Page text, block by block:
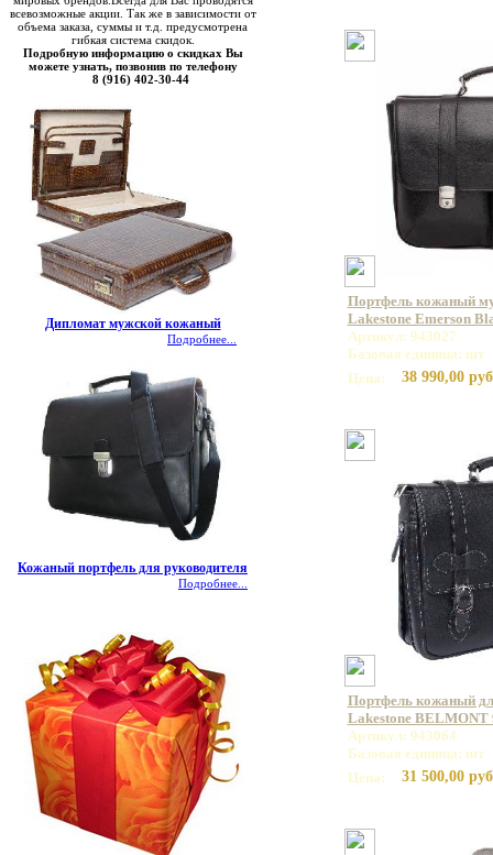
всевозможные акции. Так же в зависимости от
объема заказа, суммы и т.д. предусмотрена
гибкая система скидок.
Подробную информацию о скидках Вы
можете узнать, позвонив по телефону
8 (916) 402-30-44
Дипломат мужской кожаный
Подробнее...
Кожаный портфель для руководителя
Подробнее...
Портфель кожаный
Lakestone Emerson
Артикул: 943027
Базовая единица: шт
Цена:
38 990,00
Портфель кожаный
Lakestone BELMONT
Артикул: 943064
Базовая единица: шт
Цена:
31 500,00